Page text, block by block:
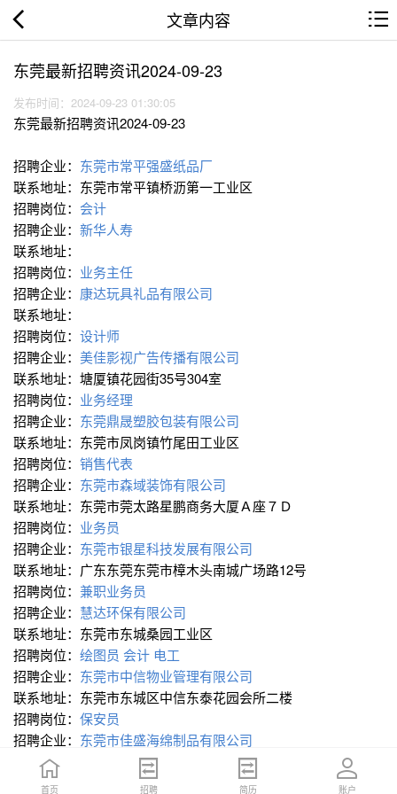
文章内容
东莞最新招聘资讯2024-09-23
发布时间：2024-09-23 01:30:05
东莞最新招聘资讯2024-09-23
招聘企业： 东莞市常平强盛纸品厂
联系地址：东莞市常平镇桥沥第一工业区
招聘岗位： 会计
招聘企业： 新华人寿
联系地址：
招聘岗位： 业务主任
招聘企业： 康达玩具礼品有限公司
联系地址：
招聘岗位： 设计师
招聘企业： 美佳影视广告传播有限公司
联系地址：塘厦镇花园街35号304室
招聘岗位： 业务经理
招聘企业： 东莞鼎晟塑胶包装有限公司
联系地址：东莞市凤岗镇竹尾田工业区
招聘岗位： 销售代表
招聘企业： 东莞市森域装饰有限公司
联系地址：东莞市莞太路星鹏商务大厦Ａ座７Ｄ
招聘岗位： 业务员
招聘企业： 东莞市银星科技发展有限公司
联系地址：广东东莞东莞市樟木头南城广场路12号
招聘岗位： 兼职业务员
招聘企业： 慧达环保有限公司
联系地址：东莞市东城桑园工业区
招聘岗位： 绘图员 会计 电工
招聘企业： 东莞市中信物业管理有限公司
联系地址：东莞市东城区中信东泰花园会所二楼
招聘岗位： 保安员
招聘企业： 东莞市佳盛海绵制品有限公司
联系地址：石排镇
招聘岗位：
首页 招聘 简历 账户
首页 招聘 简历 账户